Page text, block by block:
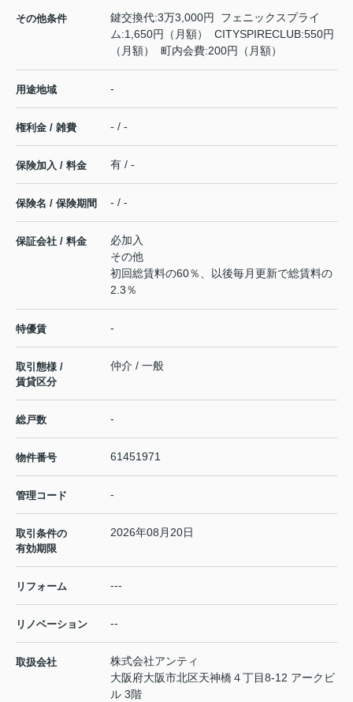
その他条件
鍵交換代:3万3,000円 フェニックスプライ
ム:1,650円（月額） CITYSPIRECLUB:550円
（月額） 町内会費:200円（月額）
用途地域 -
権利金 / 雑費 - / -
保険加入 / 料金 有 / -
保険名 / 保険期間 - / -
保証会社 / 料金
必加入
その他
初回総賃料の60％、以後毎月更新で総賃料の
2.3％
特優賃 -
取引態様 /
賃貸区分
仲介 / 一般
総戸数 -
物件番号 61451971
管理コード -
取引条件の
有効期限
2026年08月20日
リフォーム ---
リノベーション --
取扱会社
株式会社アンティ
大阪府大阪市北区天神橋４丁目8-12 アークビ
ル 3階